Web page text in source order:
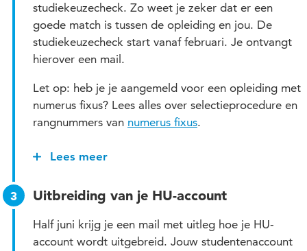
studiekeuzecheck. Zo weet je zeker dat er een
goede match is tussen de opleiding en jou. De
studiekeuzecheck start vanaf februari. Je ontvangt
hierover een mail.
Let op: heb je je aangemeld voor een opleiding met
numerus fixus? Lees alles over selectieprocedure en
rangnummers van numerus fixus.
De studiekeuzecheck bestaat meestal uit een:
online vragenlijst
matchingsdag of -gesprek
studiekeuzeadvies
Lees meer
Uitbreiding van je HU-account
Half juni krijg je een mail met uitleg hoe je HU-
account wordt uitgebreid. Jouw studentenaccount